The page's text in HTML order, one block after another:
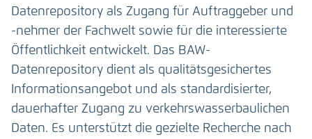
Datenrepository als Zugang für Auftraggeber und
-nehmer der Fachwelt sowie für die interessierte
Öffentlichkeit entwickelt. Das BAW-
Datenrepository dient als qualitätsgesichertes
Informationsangebot und als standardisierter,
dauerhafter Zugang zu verkehrswasserbaulichen
Daten. Es unterstützt die gezielte Recherche nach